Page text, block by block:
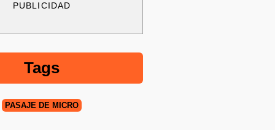
PUBLICIDAD
Tags
PASAJE DE MICRO